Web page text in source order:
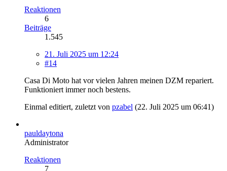
Reaktionen
6
Beiträge
1.545
21. Juli 2025 um 12:24
#14
Casa Di Moto hat vor vielen Jahren meinen DZM repariert.
Funktioniert immer noch bestens.
Einmal editiert, zuletzt von pzabel (22. Juli 2025 um 06:41)
pauldaytona
Administrator
Reaktionen
7